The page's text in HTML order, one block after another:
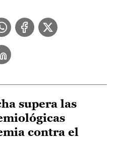
supera las
contra el